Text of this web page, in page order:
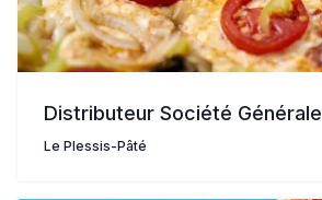
Distributeur Société Générale
Le Plessis-Pâté